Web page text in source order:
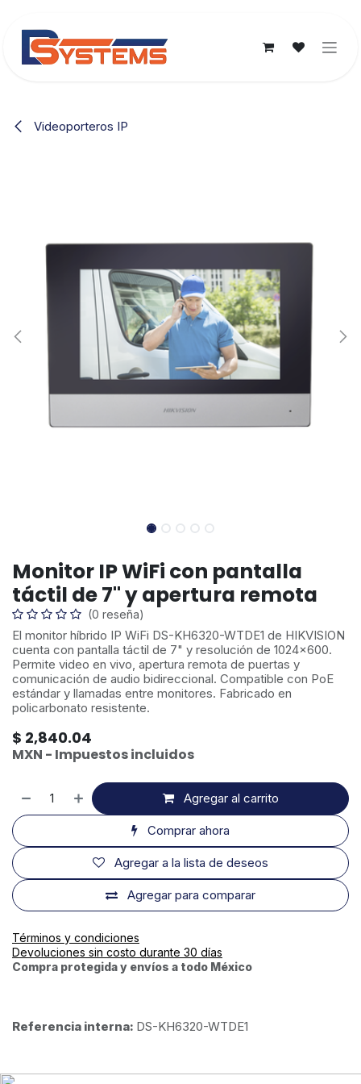
Videoporteros IP
Monitor IP WiFi con pantalla
táctil de 7" y apertura remota
(0 reseña)
El monitor híbrido IP WiFi DS-KH6320-WTDE1 de HIKVISION
cuenta con pantalla táctil de 7" y resolución de 1024x600.
Permite video en vivo, apertura remota de puertas y
comunicación de audio bidireccional. Compatible con PoE
estándar y llamadas entre monitores. Fabricado en
policarbonato resistente.
$ 2,840.04
MXN - Impuestos incluidos
Agregar al carrito
Comprar ahora
Agregar para comparar
Agregar a la lista de deseos
Términos y condiciones
Devoluciones sin costo durante 30 días
Compra protegida y envíos a todo México
Referencia interna: DS-KH6320-WTDE1